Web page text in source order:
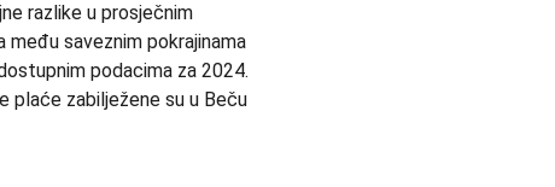
razlike u prosječnim
saveznim pokrajinama
podacima za 2024.
plaće zabilježene su u Beču